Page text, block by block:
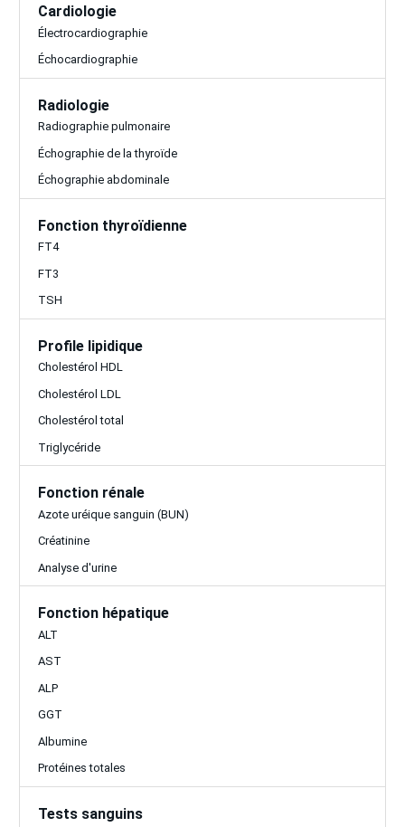
Cardiologie
Électrocardiographie
Échocardiographie
Radiologie
Radiographie pulmonaire
Échographie de la thyroïde
Échographie abdominale
Fonction thyroïdienne
FT4
FT3
TSH
Profile lipidique
Cholestérol HDL
Cholestérol LDL
Cholestérol total
Triglycéride
Fonction rénale
Azote uréique sanguin (BUN)
Créatinine
Analyse d'urine
Fonction hépatique
ALT
AST
ALP
GGT
Albumine
Protéines totales
Tests sanguins